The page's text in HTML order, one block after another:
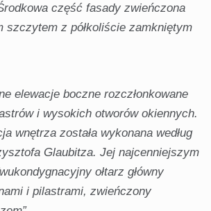
część fasady zwieńczona
szczytem z półkoliście zamkniętym
elewacje boczne rozczłonkowane
i wysokich otworów okiennych.
wnętrza została wykonana według
Glaubitza. Jej najcenniejszym
ołtarz główny
i pilastrami, zwieńczony